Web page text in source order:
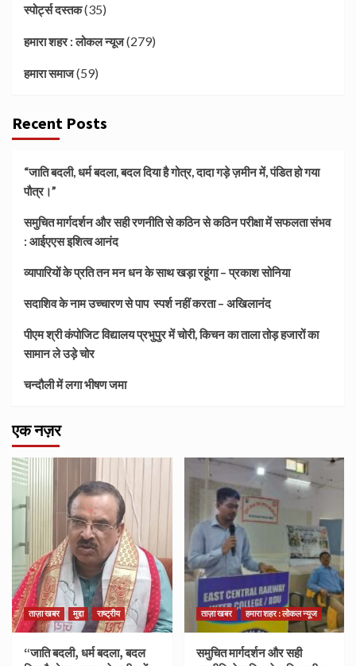
स्पोर्ट्स दस्तक(35)
हमारा शहर : लोकल न्यूज(279)
हमारा समाज(59)
Recent Posts
“जाति बदली, धर्म बदला, बदल दिया है गोत्र, दादा गड़े ज़मीन में, पंडित हो गया
पौत्र।”
समुचित मार्गदर्शन और सही रणनीति से कठिन से कठिन परीक्षा में सफलता संभव
: आईएएस इशित्व आनंद
व्यापारियों के प्रति तन मन धन के साथ खड़ा रहूंगा – प्रकाश सोनिया
सदाशिव के नाम उच्चारण से पाप स्पर्श नहीं करता – अखिलानंद
पीएम श्री कंपोजिट विद्यालय प्रभुपुर में चोरी, किचन का ताला तोड़ हजारों का
सामान ले उड़े चोर
चन्दौली में लगा भीषण जमा
एक नज़र
ताज़ा खबर मुद्दा राष्ट्रीय
“जाति बदली, धर्म बदला, बदल
ताज़ा खबर हमारा शहर : लोकल न्यूज
समुचित मार्गदर्शन और सही